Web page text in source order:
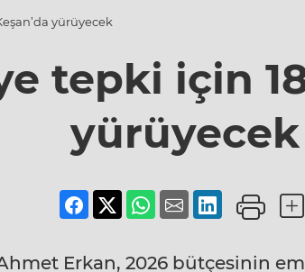
yürüyecek
tepki için 18
yürüyecek
Erkan, 2026 bütçesinin